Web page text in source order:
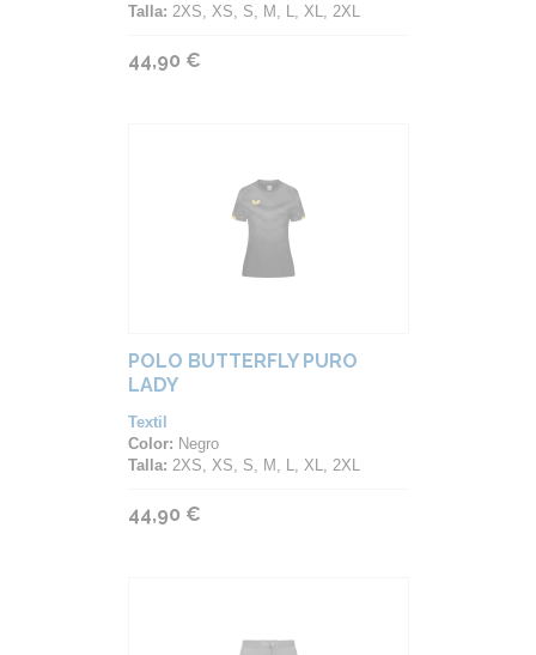
Talla: 2XS, XS, S, M, L, XL, 2XL
44,90 €
POLO BUTTERFLY PURO
LADY
Textil
Color: Negro
Talla: 2XS, XS, S, M, L, XL, 2XL
44,90 €